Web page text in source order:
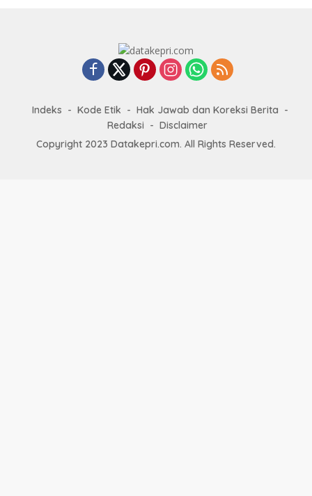
Indeks Kode Etik
Hak Jawab dan Koreksi Berita
Redaksi
Disclaimer
Copyright 2023 Datakepri.com. All Rights Reserved.